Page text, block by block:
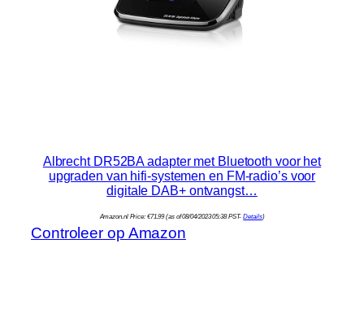
Albrecht DR52BA adapter met Bluetooth voor het
upgraden van hifi-systemen en FM-radio’s voor
digitale DAB+ ontvangst…
Amazon.nl Price: €71.99(as of 08/04/2023 05:38 PST-Details)
Controleer op Amazon